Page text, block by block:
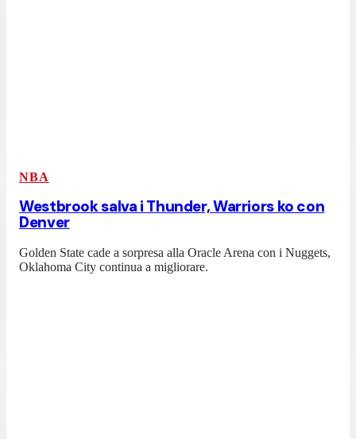
NBA
Westbrook salva i Thunder, Warriors ko con
Denver
Golden State cade a sorpresa alla Oracle Arena con i Nuggets,
Oklahoma City continua a migliorare.